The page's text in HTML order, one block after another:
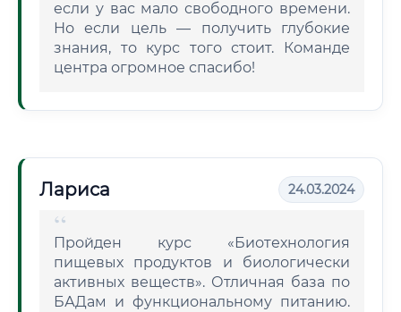
если у вас мало свободного времени.
Но если цель — получить глубокие
знания, то курс того стоит. Команде
центра огромное спасибо!
Лариса 24.03.2024
Пройден курс «Биотехнология
пищевых продуктов и биологически
активных веществ». Отличная база по
БАДам и функциональному питанию.